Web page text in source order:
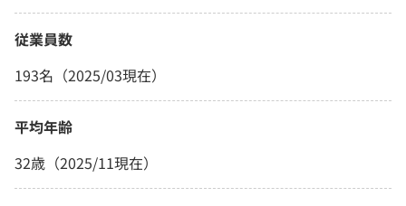
従業員数
193名（2025/03現在）
平均年齢
32歳（2025/11現在）